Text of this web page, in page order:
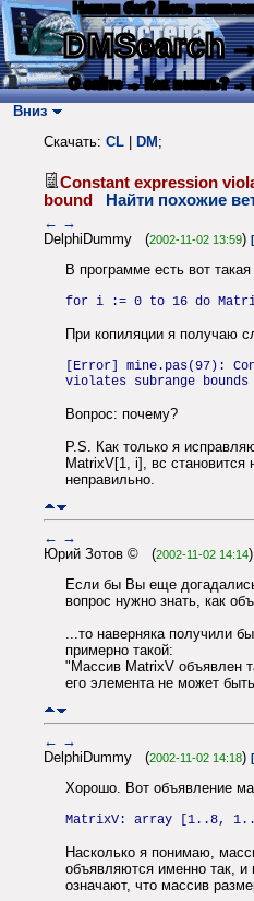
Нашли баг? Есть
DMSearch
О сайте → Как искать? →
Вниз
Скачать: CL DM ;
Constant expression
bound
Найти похожие
← →
DelphiDummy (2002-11-02 13:59)
В программе есть вот такая
for i := 0 to 16 do
При копиляции я получаю
[Error] mine.pas(97):
violates subrange bounds
Вопрос: почему?
P.S. Как только я
MatrixV[1, i], вс становится
неправильно.
← →
Юрий Зотов © (2002-11-02 14:14)
Если бы Вы еще
вопрос нужно знать, как
...то наверняка получили
примерно такой:
"Массив MatrixV объявлен
его элемента не может
← →
DelphiDummy (2002-11-02 14:18)
Хорошо. Вот объявление
MatrixV: array [1..8,
Насколько я понимаю,
объявляются именно так,
означают, что массив